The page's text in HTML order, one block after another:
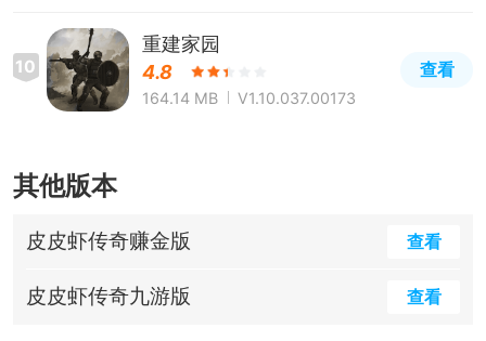
10
重建家园
4.8
164.14 MB V1.10.037.00173
查看
其他版本
皮皮虾传奇赚金版 查看
皮皮虾传奇九游版 查看